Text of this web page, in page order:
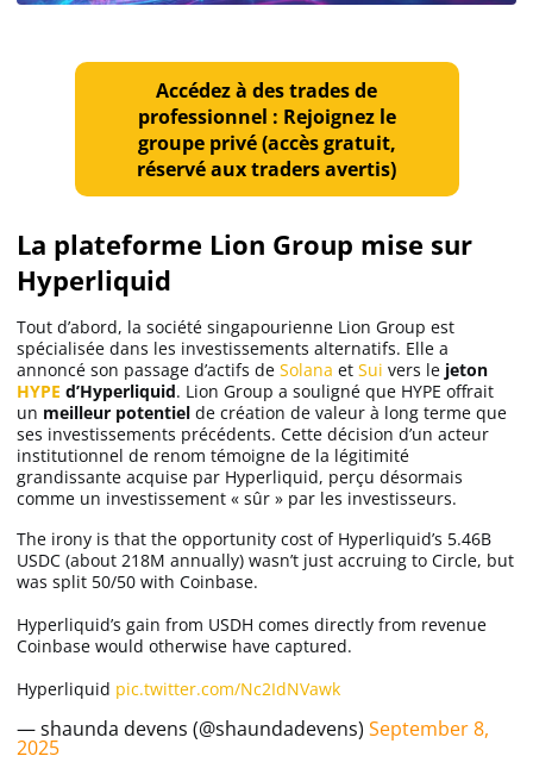
Accédez à des trades de
professionnel : Rejoignez le
groupe privé (accès gratuit,
réservé aux traders avertis)
La plateforme Lion Group mise sur
Hyperliquid
Tout d’abord, la société singapourienne Lion Group est
spécialisée dans les investissements alternatifs. Elle a
annoncé son passage d’actifs de Solana et Sui vers le jeton
HYPE d’Hyperliquid. Lion Group a souligné que HYPE offrait
un meilleur potentiel de création de valeur à long terme que
ses investissements précédents. Cette décision d’un acteur
institutionnel de renom témoigne de la légitimité
grandissante acquise par Hyperliquid, perçu désormais
comme un investissement « sûr » par les investisseurs.
The irony is that the opportunity cost of Hyperliquid’s 5.46B
USDC (about 218M annually) wasn’t just accruing to Circle, but
was split 50/50 with Coinbase.
Hyperliquid’s gain from USDH comes directly from revenue
Coinbase would otherwise have captured.
Hyperliquid pic.twitter.com/Nc2IdNVawk
— shaunda devens (@shaundadevens) September 8,
2025